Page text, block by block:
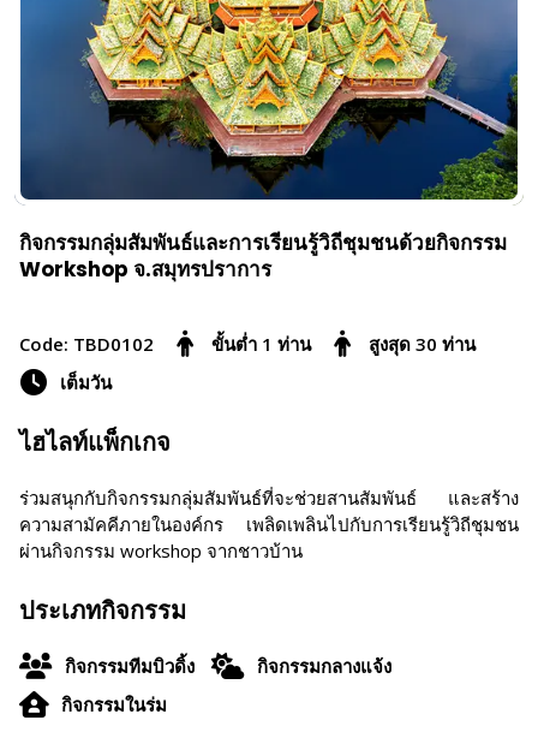
กิจกรรมกลุ่มสัมพันธ์และการเรียนรู้วิถีชุมชนด้วยกิจกรรม
Workshop จ.สมุทรปราการ
Code: TBD0102 ขั้นต่ำ 1 ท่าน
สูงสุด 30 ท่าน
เต็มวัน
ไฮไลท์แพ็กเกจ
ร่วมสนุกกับกิจกรรมกลุ่มสัมพันธ์ที่จะช่วยสานสัมพันธ์ และสร้าง
ความสามัคคีภายในองค์กร เพลิดเพลินไปกับการเรียนรู้วิถีชุมชน
ผ่านกิจกรรม workshop จากชาวบ้าน
ประเภทกิจกรรม
กิจกรรมทีมบิวดิ้ง
กิจกรรมกลางแจ้ง
กิจกรรมในร่ม